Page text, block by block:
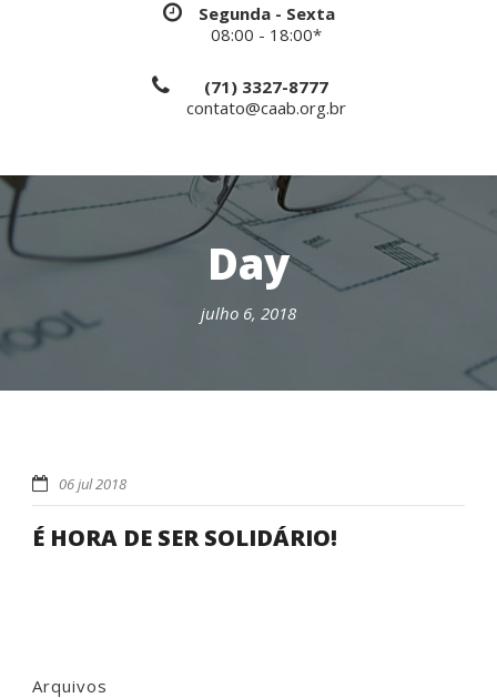
Segunda - Sexta
08:00 - 18:00*
(71) 3327-8777
contato@caab.org.br
Day
julho 6, 2018
06 jul 2018
É HORA DE SER SOLIDÁRIO!
Arquivos